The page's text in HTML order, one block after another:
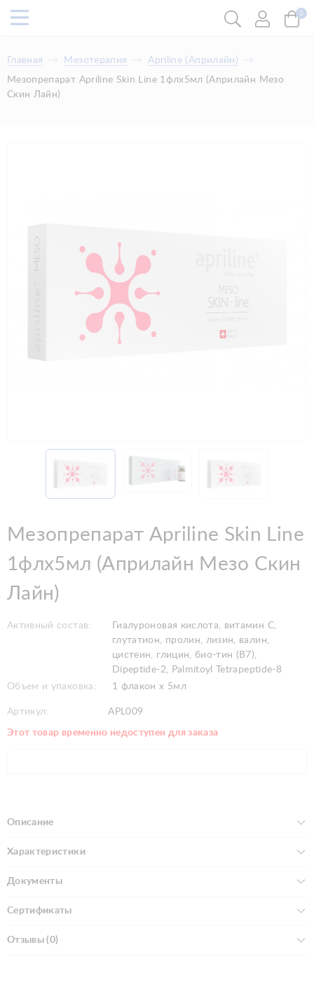
0
Главная Мезотерапия
Apriline (Априлайн)
Мезопрепарат Apriline Skin Line 1флx5мл (Априлайн Мезо
Скин Лайн)
Мезопрепарат Apriline Skin Line
1флx5мл (Априлайн Мезо Скин
Лайн)
Активный состав:
Гиалуроновая кислота, витамин С,
глутатион, пролин, лизин, валин,
цистеин, глицин, био-тин (B7),
Dipeptide-2, Palmitoyl Tetrapeptide-8
Объем и упаковка:
1 флакон x 5мл
Артикул: APL009
Этот товар временно недоступен для заказа
Описание
Характеристики
Документы
Сертификаты
Отзывы (0)